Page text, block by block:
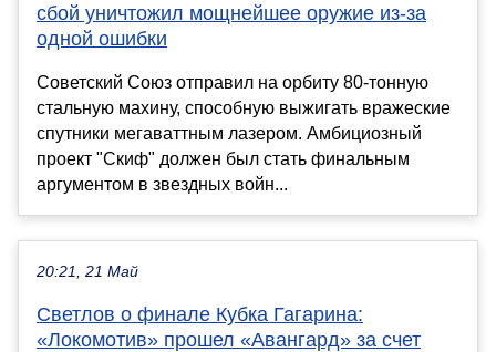
сбой уничтожил мощнейшее оружие из-за
одной ошибки
Советский Союз отправил на орбиту 80-тонную
стальную махину, способную выжигать вражеские
спутники мегаваттным лазером. Амбициозный
проект "Скиф" должен был стать финальным
аргументом в звездных войн...
20:21, 21 Май
Светлов о финале Кубка Гагарина:
«Локомотив» прошел «Авангард» за счет